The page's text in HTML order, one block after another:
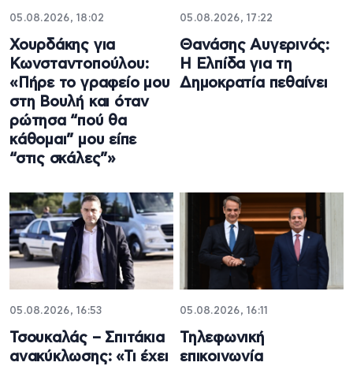
05.08.2026, 18:02
Χουρδάκης για
Κωνσταντοπούλου:
«Πήρε το γραφείο μου
στη Βουλή και όταν
ρώτησα “πού θα
κάθομαι” μου είπε
“στις σκάλες”»
05.08.2026, 17:22
Θανάσης Αυγερινός:
Η Ελπίδα για τη
Δημοκρατία πεθαίνει
05.08.2026, 16:53
Τσουκαλάς – Σπιτάκια
ανακύκλωσης: «Τι έχει
05.08.2026, 16:11
Τηλεφωνική
επικοινωνία